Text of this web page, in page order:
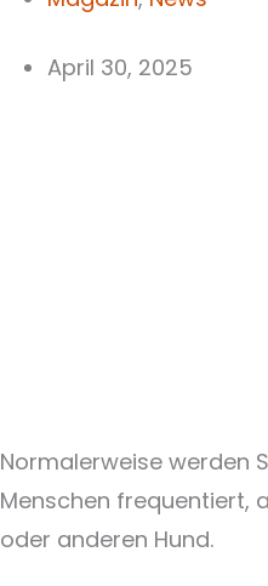
April 30, 2025
Normalerweise werden
Menschen frequentiert,
oder anderen Hund.